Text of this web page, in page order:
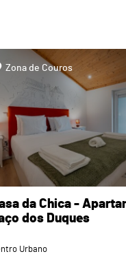
Zona de Couros
da Chica -
dos Duques
Urbano